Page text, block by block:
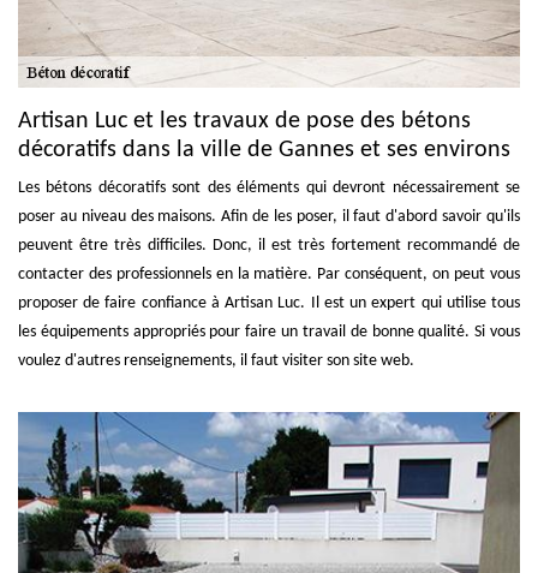
Artisan Luc et les travaux de pose des bétons
décoratifs dans la ville de Gannes et ses environs
Les bétons décoratifs sont des éléments qui devront nécessairement se
poser au niveau des maisons. Afin de les poser, il faut d'abord savoir qu'ils
peuvent être très difficiles. Donc, il est très fortement recommandé de
contacter des professionnels en la matière. Par conséquent, on peut vous
proposer de faire confiance à Artisan Luc. Il est un expert qui utilise tous
les équipements appropriés pour faire un travail de bonne qualité. Si vous
voulez d'autres renseignements, il faut visiter son site web.